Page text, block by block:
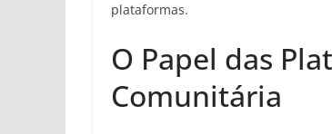
plataformas.
O Papel das
Comunitária